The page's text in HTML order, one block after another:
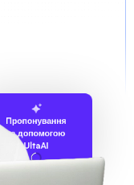
Пропонування
за допомогою
UltaAI